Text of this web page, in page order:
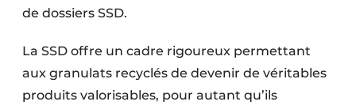
de dossiers SSD.
La SSD offre un cadre rigoureux permettant
aux granulats recyclés de devenir de véritables
produits valorisables, pour autant qu’ils